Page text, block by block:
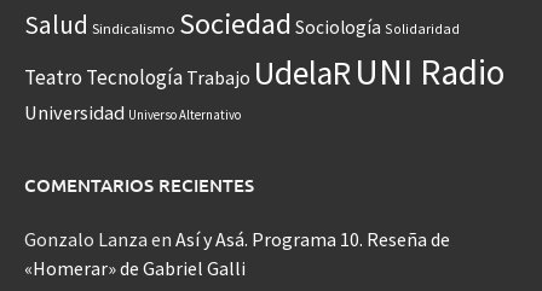
Salud Sindicalismo Sociedad Sociología Solidaridad
Teatro Tecnología Trabajo UdelaRUNI Radio
Universidad Universo Alternativo
COMENTARIOS RECIENTES
Gonzalo Lanza en Así y Asá. Programa 10. Reseña de
«Homerar» de Gabriel Galli